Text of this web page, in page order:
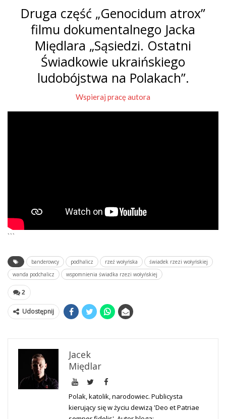
Druga część „Genocidum atrox”
filmu dokumentalnego Jacka
Międlara „Sąsiedzi. Ostatni
Świadkowie ukraińskiego
ludobójstwa na Polakach”.
Wspieraj pracę autora
```
banderowcy podhalicz rzeź wołyńska
świadek rzezi wołyńskiej
wanda podchalicz
wspomnienia świadka rzezi wołyńskiej
2
Udostępnij
Jacek
Międlar
Polak, katolik, narodowiec. Publicysta
kierujący się w życiu dewizą 'Deo et Patriae